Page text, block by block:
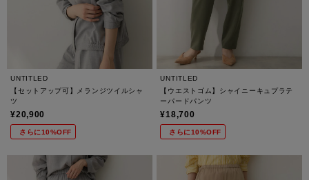
UNTITLED
【セットアップ可】メランジツイルシャ
ツ
¥20,900
さらに10%OFF
UNTITLED
【ウエストゴム】シャイニーキュプラテ
ーパードパンツ
¥18,700
さらに10%OFF